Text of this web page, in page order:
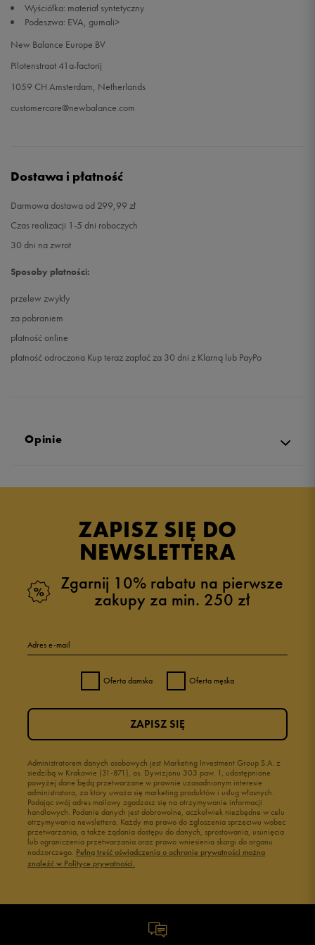
29,5 cm
46,5 30 cm
31 cm
Wyściółka: materiał syntetyczny
Podeszwa: EVA, gumali>
New Balance Europe BV
Pilotenstraat 41a-factorij
1059 CH Amsterdam, Netherlands
customercare@newbalance.com
Dostawa i płatność
Darmowa dostawa od 299,99 zł
Czas realizacji 1-5 dni roboczych
30 dni na zwrot
Sposoby płatności:
przelew zwykły
za pobraniem
płatność online
płatność odroczona Kup teraz zapłać za 30 dni z Klarną lub PayPo
Opinie
ZAPISZ SIĘ DO
NEWSLETTERA
Zgarnij 10% rabatu na pierwsze
zakupy za min. 250 zł
Adres e-mail
Oferta damska Oferta męska
Administratorem danych osobowych jest Marketing Investment Group S.A. z
siedzibą w Krakowie (31-871), os. Dywizjonu 303 paw. 1, udostępnione
powyżej dane będą przetwarzane w prawnie uzasadnionym interesie
administratora, za który uważa się marketing produktów i usług własnych.
Podając swój adres mailowy zgadzasz się na otrzymywanie informacji
handlowych. Podanie danych jest dobrowolne, aczkolwiek niezbędne w celu
otrzymywania newslettera. Każdy ma prawo do zgłoszenia sprzeciwu wobec
przetwarzania, a także żądania dostępu do danych, sprostowania, usunięcia
lub ograniczenia przetwarzania oraz prawo wniesienia skargi do organu
nadzorczego. Pełną treść oświadczenia o ochronie prywatności można
znaleźć w Polityce prywatności.
ZAPISZ SIĘ